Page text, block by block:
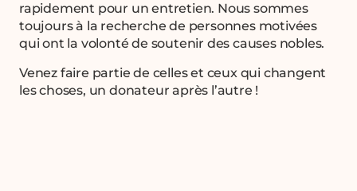
rapidement pour un entretien. Nous sommes
toujours à la recherche de personnes motivées
qui ont la volonté de soutenir des causes nobles.
Venez faire partie de celles et ceux qui changent
les choses, un donateur après l’autre !